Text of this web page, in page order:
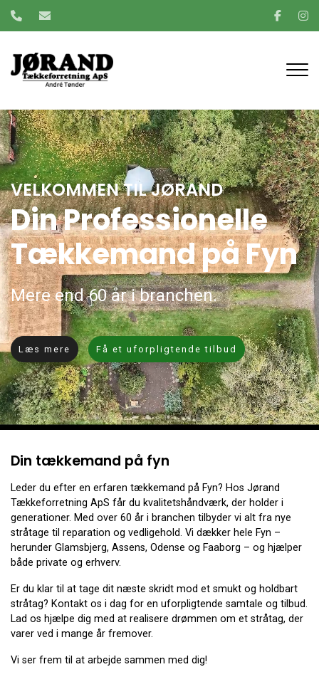
Gå
VELKOMMEN TIL JØRAND
Din Professionelle
Tækkemand på Fyn
Mere end 60 år i branchen.
Læs mere Få et uforpligtende tilbud
Din tækkemand på fyn
Leder du efter en erfaren tækkemand på Fyn? Hos Jørand
Tækkeforretning ApS får du kvalitetshåndværk, der holder i
generationer. Med over 60 år i branchen tilbyder vi alt fra nye
stråtage til reparation og vedligehold. Vi dækker hele Fyn –
herunder Glamsbjerg, Assens, Odense og Faaborg – og hjælper
både private og erhverv.
Er du klar til at tage dit næste skridt mod et smukt og holdbart
stråtag? Kontakt os i dag for en uforpligtende samtale og tilbud.
Lad os hjælpe dig med at realisere drømmen om et stråtag, der
varer ved i mange år fremover.
Vi ser frem til at arbejde sammen med dig!